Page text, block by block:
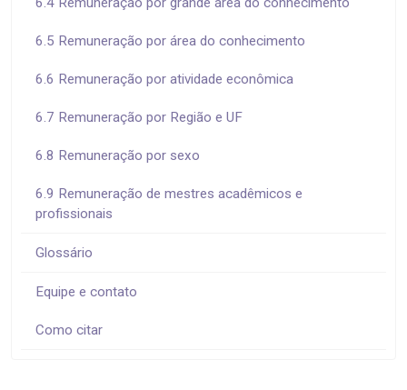
6.5 Remuneração por área do conhecimento
6.6 Remuneração por atividade econômica
6.7 Remuneração por Região e UF
6.8 Remuneração por sexo
6.9 Remuneração de mestres acadêmicos e
profissionais
Glossário
Equipe e contato
Como citar